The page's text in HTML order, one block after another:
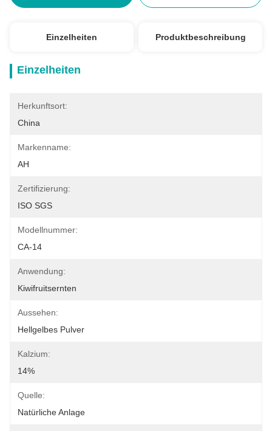
Einzelheiten Produktbeschreibung
Einzelheiten
Herkunftsort:
China
Markenname:
AH
Zertifizierung:
ISO SGS
Modellnummer:
CA-14
Anwendung:
Kiwifruitsernten
Aussehen:
Hellgelbes Pulver
Kalzium:
14%
Quelle:
Natürliche Anlage